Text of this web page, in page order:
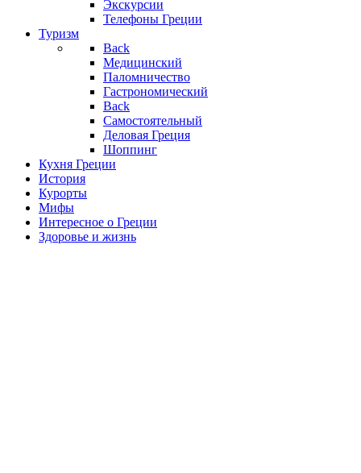
Экскурсии
Телефоны Греции
Туризм
Back
Медицинский
Паломничество
Гастрономический
Back
Самостоятельный
Деловая Греция
Шоппинг
Кухня Греции
История
Курорты
Мифы
Интересное о Греции
Здоровье и жизнь